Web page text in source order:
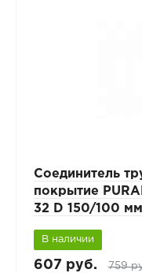
Соединитель
покрытие
32 D 150/100 мм
В наличии
607 руб. 759